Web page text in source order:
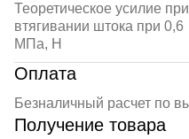
Теоретическое усилие при
втягивании штока при 0,6
МПа, Н
Оплата
Безналичный расчет по
Получение товара